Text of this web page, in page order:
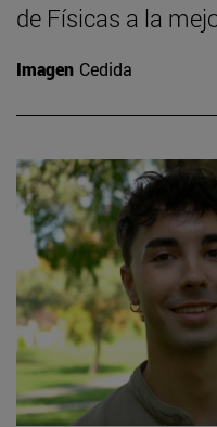
de Físicas a la
Imagen Cedida